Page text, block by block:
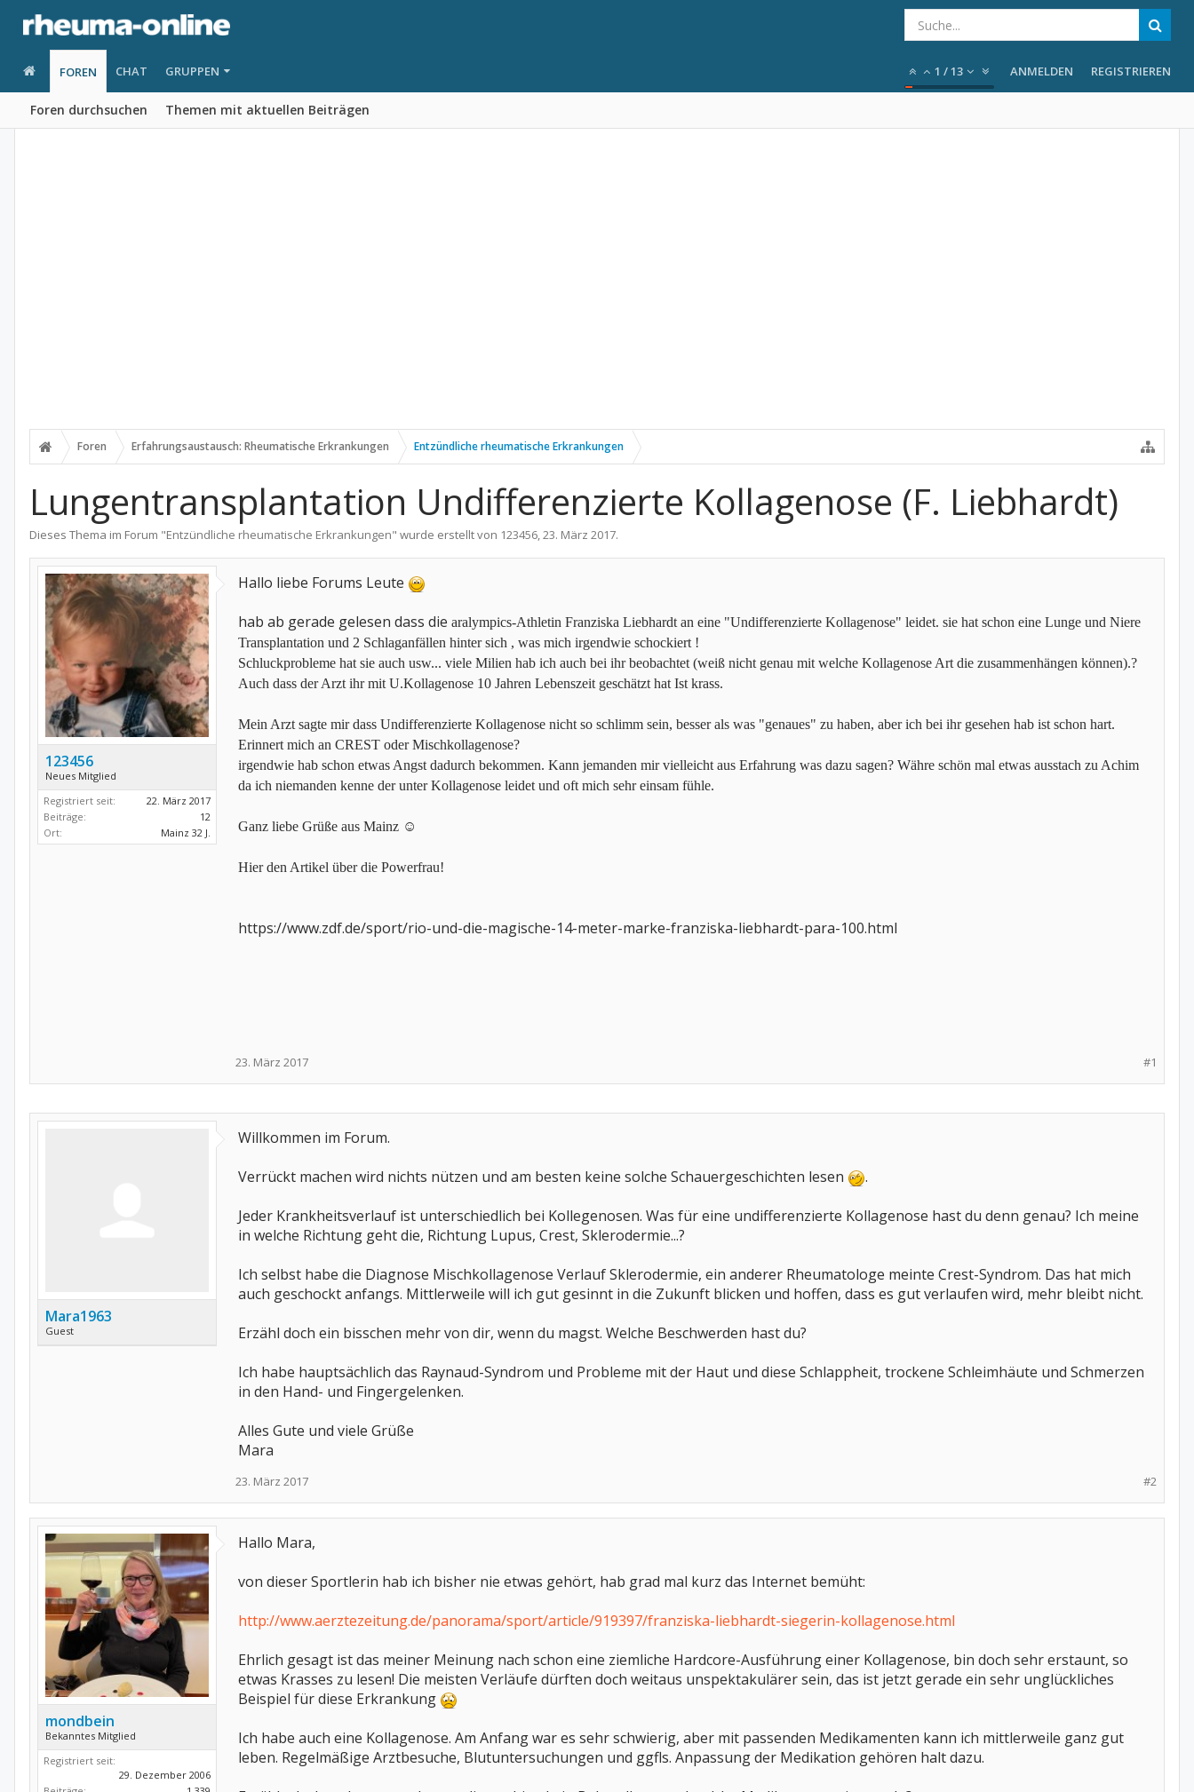
FOREN
Foren durchsuchen Themen mit aktuellen Beiträgen
CHAT GRUPPEN 1 /13 ANMELDEN REGISTRIEREN
Foren Erfahrungsaustausch: Rheumatische Erkrankungen Entzündliche rheumatische Erkrankungen
Lungentransplantation Undifferenzierte Kollagenose (F. Liebhardt)
Dieses Thema im Forum "Entzündliche rheumatische Erkrankungen" wurde erstellt von 123456,23. März 2017.
123456
Neues Mitglied
Registriert seit:
22. März 2017
Beiträge:
12
Ort:
Mainz 32 J.
Hallo liebe Forums Leute
hab ab gerade gelesen dass die aralympics-Athletin Franziska Liebhardt an eine "Undifferenzierte Kollagenose" leidet. sie hat schon eine Lunge und Niere
Transplantation und 2 Schlaganfällen hinter sich , was mich irgendwie schockiert !
Schluckprobleme hat sie auch usw... viele Milien hab ich auch bei ihr beobachtet (weiß nicht genau mit welche Kollagenose Art die zusammenhängen können).?
Auch dass der Arzt ihr mit U.Kollagenose 10 Jahren Lebenszeit geschätzt hat Ist krass.
Mein Arzt sagte mir dass Undifferenzierte Kollagenose nicht so schlimm sein, besser als was "genaues" zu haben, aber ich bei ihr gesehen hab ist schon hart.
Erinnert mich an CREST oder Mischkollagenose?
irgendwie hab schon etwas Angst dadurch bekommen. Kann jemanden mir vielleicht aus Erfahrung was dazu sagen? Währe schön mal etwas ausstach zu Achim
da ich niemanden kenne der unter Kollagenose leidet und oft mich sehr einsam fühle.
Ganz liebe Grüße aus Mainz ☺️
Hier den Artikel über die Powerfrau!
https://www.zdf.de/sport/rio-und-die-magische-14-meter-marke-franziska-liebhardt-para-100.html
#1
23. März 2017
Mara1963
Guest
Willkommen im Forum.
Verrückt machen wird nichts nützen und am besten keine solche Schauergeschichten lesen
.
Jeder Krankheitsverlauf ist unterschiedlich bei Kollegenosen. Was für eine undifferenzierte Kollagenose hast du denn genau? Ich meine
in welche Richtung geht die, Richtung Lupus, Crest, Sklerodermie...?
Ich selbst habe die Diagnose Mischkollagenose Verlauf Sklerodermie, ein anderer Rheumatologe meinte Crest-Syndrom. Das hat mich
auch geschockt anfangs. Mittlerweile will ich gut gesinnt in die Zukunft blicken und hoffen, dass es gut verlaufen wird, mehr bleibt nicht.
Erzähl doch ein bisschen mehr von dir, wenn du magst. Welche Beschwerden hast du?
Ich habe hauptsächlich das Raynaud-Syndrom und Probleme mit der Haut und diese Schlappheit, trockene Schleimhäute und Schmerzen
in den Hand- und Fingergelenken.
Alles Gute und viele Grüße
Mara
#2
23. März 2017
mondbein
Bekanntes Mitglied
Registriert seit:
29. Dezember 2006
Hallo Mara,
von dieser Sportlerin hab ich bisher nie etwas gehört, hab grad mal kurz das Internet bemüht:
http://www.aerztezeitung.de/panorama/sport/article/919397/franziska-liebhardt-siegerin-kollagenose.html
Ehrlich gesagt ist das meiner Meinung nach schon eine ziemliche Hardcore-Ausführung einer Kollagenose, bin doch sehr erstaunt, so
etwas Krasses zu lesen! Die meisten Verläufe dürften doch weitaus unspektakulärer sein, das ist jetzt gerade ein sehr unglückliches
Beispiel für diese Erkrankung
Ich habe auch eine Kollagenose. Am Anfang war es sehr schwierig, aber mit passenden Medikamenten kann ich mittlerweile ganz gut
leben. Regelmäßige Arztbesuche, Blutuntersuchungen und ggfls. Anpassung der Medikation gehören halt dazu.